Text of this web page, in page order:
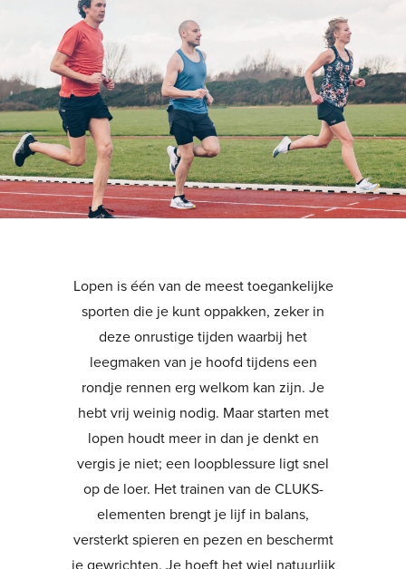
Lopen is één van de meest toegankelijke
sporten die je kunt oppakken, zeker in
deze onrustige tijden waarbij het
leegmaken van je hoofd tijdens een
rondje rennen erg welkom kan zijn. Je
hebt vrij weinig nodig. Maar starten met
lopen houdt meer in dan je denkt en
vergis je niet; een loopblessure ligt snel
op de loer. Het trainen van de CLUKS-
elementen brengt je lijf in balans,
versterkt spieren en pezen en beschermt